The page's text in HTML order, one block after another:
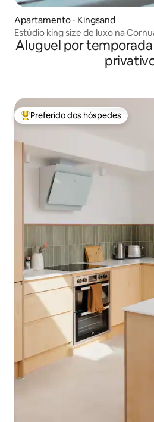
Apartamento ⋅ Kingsand
Estúdio king size de luxo na
para o mar
Aluguel por
Entre os melhores preferidos dos
Preferido dos hóspedes